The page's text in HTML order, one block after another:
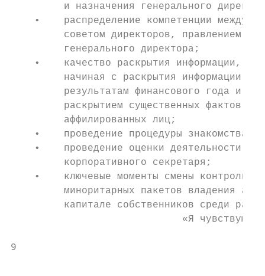
и назначения генерального
    •    распределение компетенции между
советом директоров, правлением;
         генерального директора;
    •    качество раскрытия информации,
         начиная с раскрытия информации по
результатам финансового года и
раскрытием существенных фактов,
         аффилированных лиц;
•    проведение процедуры знакомства
•    проведение оценки деятельности
         корпоративного секретаря;
•    ключевые моменты смены
миноритарных пакетов владения
капитале собственников среди
«Я чувствую,
9